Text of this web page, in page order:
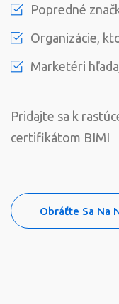
Popredné
Organizácie,
Marketéri
Pridajte sa k
certifikátom BIMI
Obráťte Sa Na